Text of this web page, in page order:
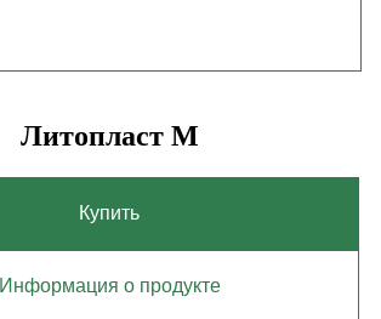
Литопласт М
Купить
Информация о продукте